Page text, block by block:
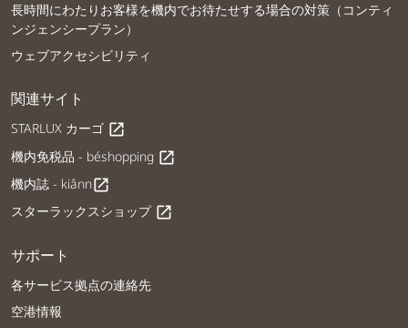
長時間にわたりお客様を機内でお待たせする場合の対策（コンティ
ンジェンシープラン）
ウェブアクセシビリティ
関連サイト
STARLUX カーゴ open_in_new
機内免税品 - béshopping open_in_new
機内誌 - kiânnopen_in_new
スターラックスショップ open_in_new
サポート
各サービス拠点の連絡先
空港情報